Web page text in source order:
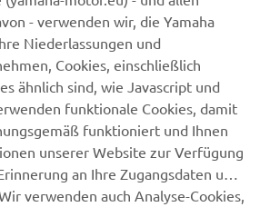
FA Robotics on Social Media
FA
- verwenden wir, die Yamaha
Niederlassungen und
Cookies, einschließlich
ähnlich sind, wie Javascript und
funktionale Cookies, damit
funktioniert und Ihnen
unserer Website zur Verfügung
an Ihre Zugangsdaten und
verwenden auch Analyse-Cookies,